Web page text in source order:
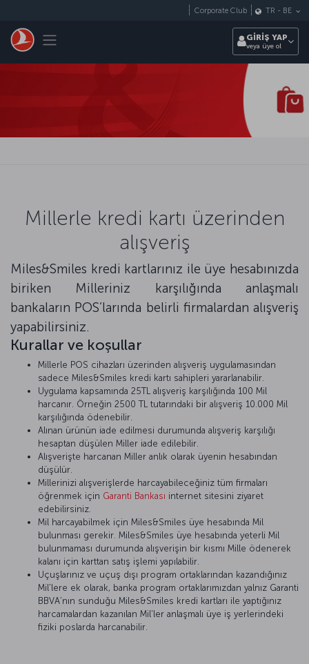
Toggle navigation
Corporate Club TR - BE
GİRİŞ YAP
veya üye ol
Millerle kredi kartı üzerinden
alışveriş
Miles&Smiles kredi kartlarınız ile üye hesabınızda
biriken Milleriniz karşılığında anlaşmalı
bankaların POS’larında belirli firmalardan alışveriş
yapabilirsiniz.
Kurallar ve koşullar
Millerle POS cihazları üzerinden alışveriş uygulamasından
sadece Miles&Smiles kredi kartı sahipleri yararlanabilir.
Uygulama kapsamında 25TL alışveriş karşılığında 100 Mil
harcanır. Örneğin 2500 TL tutarındaki bir alışveriş 10.000 Mil
karşılığında ödenebilir.
Alınan ürünün iade edilmesi durumunda alışveriş karşılığı
hesaptan düşülen Miller iade edilebilir.
Alışverişte harcanan Miller anlık olarak üyenin hesabından
düşülür.
Millerinizi alışverişlerde harcayabileceğiniz tüm firmaları
öğrenmek için Garanti Bankası internet sitesini ziyaret
edebilirsiniz.
Mil harcayabilmek için Miles&Smiles üye hesabında Mil
bulunması gerekir. Miles&Smiles üye hesabında yeterli Mil
bulunmaması durumunda alışverişin bir kısmı Mille ödenerek
kalanı için karttan satış işlemi yapılabilir.
Uçuşlarınız ve uçuş dışı program ortaklarından kazandığınız
Mil'lere ek olarak, banka program ortaklarımızdan yalnız Garanti
BBVA’nın sunduğu Miles&Smiles kredi kartları ile yaptığınız
harcamalardan kazanılan Mil'ler anlaşmalı üye iş yerlerindeki
fiziki poslarda harcanabilir.